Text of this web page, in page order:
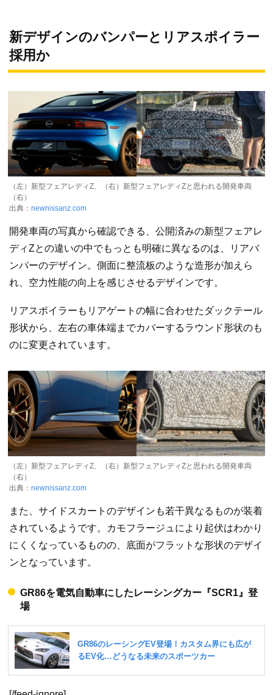
新デザインのバンパーとリアスポイラー
採用か
（左）新型フェアレディZ、（右）新型フェアレディZと思われる開発車両
（右）
出典： newnissanz.com
開発車両の写真から確認できる、公開済みの新型フェアレ
ディZとの違いの中でもっとも明確に異なるのは、リアバ
ンパーのデザイン。側面に整流板のような造形が加えら
れ、空力性能の向上を感じさせるデザインです。
リアスポイラーもリアゲートの幅に合わせたダックテール
形状から、左右の車体端までカバーするラウンド形状のも
のに変更されています。
（左）新型フェアレディZ、（右）新型フェアレディZと思われる開発車両
（右）
出典： newnissanz.com
また、サイドスカートのデザインも若干異なるものが装着
されているようです。カモフラージュにより起伏はわかり
にくくなっているものの、底面がフラットな形状のデザイ
ンとなっています。
GR86を電気自動車にしたレーシングカー『SCR1』登
場